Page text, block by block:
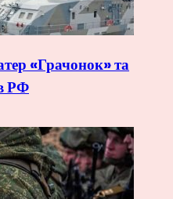
«Грачонок» та
РФ